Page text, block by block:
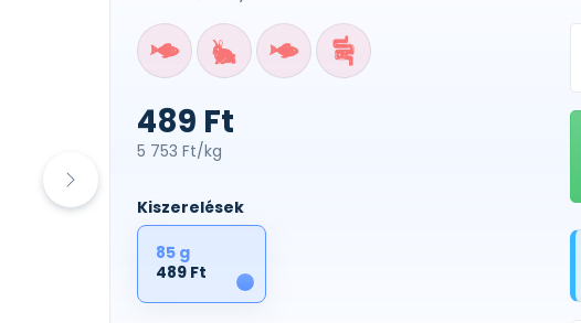
489 Ft
5 753 Ft/kg
Kiszerelések
1
85 g
489 Ft